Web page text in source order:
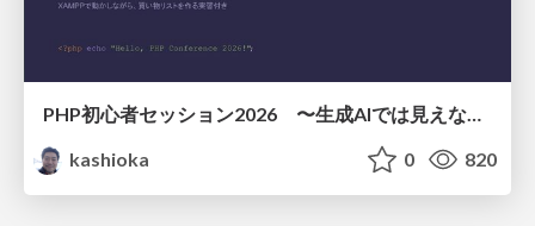
PHP初心者セッション2026 〜生成AIでは見えない裏側を知る：今だからLAMPを通して仕組みを学ぶ〜
kashioka
0 820